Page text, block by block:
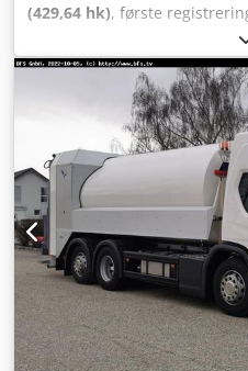
(429,64 hk), første
26.000 kg
aksler, næste syn (TÜV):09/
emissionsklasse:Euro 6,
stabilitetsprogram (ESP),
navigationssystem,
differentialsperre på
nødbremse, solskærm,
luftaffjedring, LED-
Truck Advanced radio med
Europa, Lane Guard,
HS Olympus Industrial 23
KL EuroMax, egnet fra 80 l
med klapbar sliske,
Skovl løfter ca. 2 t,
Iea